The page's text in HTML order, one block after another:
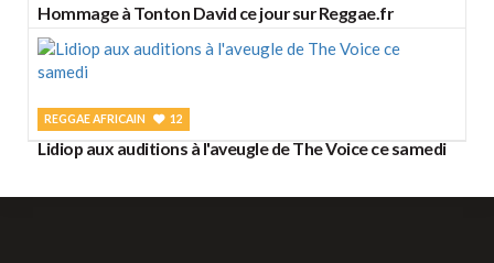
Hommage à Tonton David ce jour sur Reggae.fr
REGGAE AFRICAIN 12
Lidiop aux auditions à l'aveugle de The Voice ce samedi